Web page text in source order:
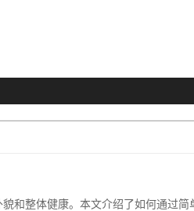
和整体健康。本文介绍了如何通过简